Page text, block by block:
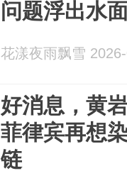
问题浮出水
花漾夜雨飘雪
好消息，黄
菲律宾再想
链